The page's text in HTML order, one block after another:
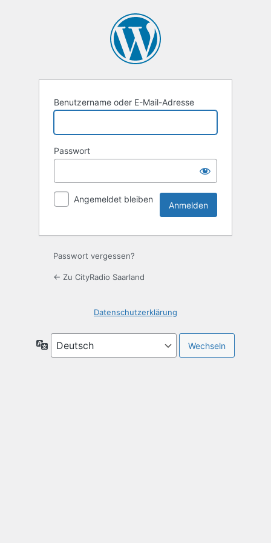
Benutzername oder E-Mail-Adresse
Passwort
Angemeldet bleiben
Passwort vergessen?
← Zu CityRadio Saarland
Datenschutzerklärung
Sprache